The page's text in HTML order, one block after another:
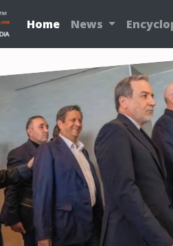
Home News